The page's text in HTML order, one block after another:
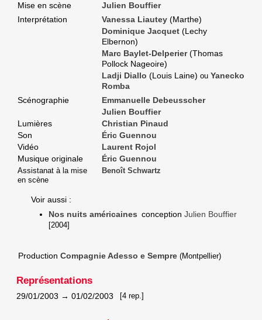
Mise en scène
Julien Bouffier
Interprétation
Vanessa Liautey (Marthe)
Dominique Jacquet (Lechy
Elbernon)
Marc Baylet-Delperier (Thomas
Pollock Nageoire)
Ladji Diallo (Louis Laine) ou Yanecko
Romba
Scénographie
Emmanuelle Debeusscher
Julien Bouffier
Lumières
Christian Pinaud
Son
Éric Guennou
Vidéo
Laurent Rojol
Musique originale
Éric Guennou
Assistanat à la mise
en scène
Benoît Schwartz
Voir aussi :
Nos nuits américaines conception Julien Bouffier
[2004]
Production Compagnie Adesso e Sempre (Montpellier)
Représentations
29/01/2003 → 01/02/2003 [4 rep.]